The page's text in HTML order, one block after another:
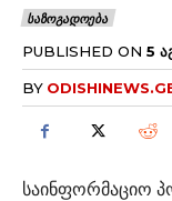
ᲡᲐᲖᲝᲒᲐᲓᲝᲔᲑᲐ
PUBLISHED ON 5
BY
საინფორმაციო